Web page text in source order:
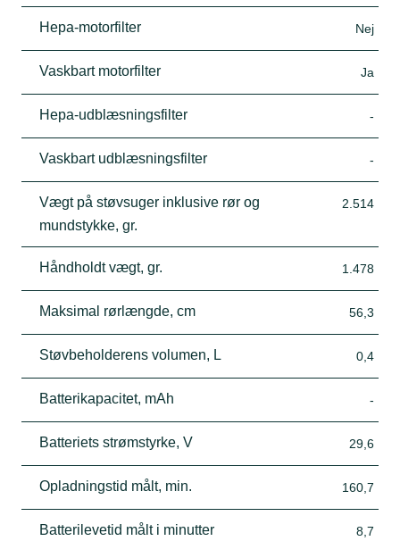
Hepa-motorfilter Nej
Vaskbart motorfilter Ja
Hepa-udblæsningsfilter -
Vaskbart udblæsningsfilter -
Vægt på støvsuger inklusive rør og
mundstykke, gr.
2.514
Håndholdt vægt, gr. 1.478
Maksimal rørlængde, cm 56,3
Støvbeholderens volumen, L 0,4
Batterikapacitet, mAh -
Batteriets strømstyrke, V 29,6
Opladningstid målt, min. 160,7
Batterilevetid målt i minutter 8,7